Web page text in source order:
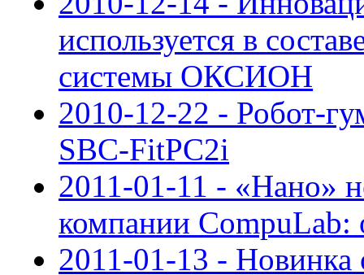
используется в
системы ОКСИОН
2010-12-22 - Робот-
SBC-FitPC2i
2011-01-11 - «Нано»
компании CompuLab:
2011-01-13 - Новинка